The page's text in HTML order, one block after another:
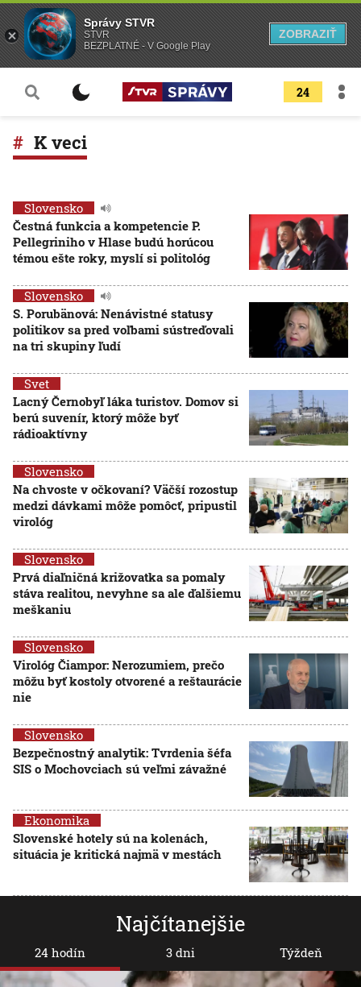
24
K veci
Slovensko
Čestná funkcia a kompetencie P.
Pellegriniho v Hlase budú horúcou
témou ešte roky, myslí si politológ
Slovensko
S. Porubänová: Nenávistné statusy
politikov sa pred voľbami sústreďovali
na tri skupiny ľudí
Svet
Lacný Černobyľ láka turistov. Domov si
berú suvenír, ktorý môže byť
rádioaktívny
Slovensko
Na chvoste v očkovaní? Väčší rozostup
medzi dávkami môže pomôcť, pripustil
virológ
Slovensko
Prvá diaľničná križovatka sa pomaly
stáva realitou, nevyhne sa ale ďalšiemu
meškaniu
Slovensko
Virológ Čiampor: Nerozumiem, prečo
môžu byť kostoly otvorené a reštaurácie
nie
Slovensko
Bezpečnostný analytik: Tvrdenia šéfa
SIS o Mochovciach sú veľmi závažné
Ekonomika
Slovenské hotely sú na kolenách,
situácia je kritická najmä v mestách
Najčítanejšie
24 hodín 3 dni Týždeň
Správy STVR
STVR
BEZPLATNÉ - V Google Play
ZOBRAZIŤ